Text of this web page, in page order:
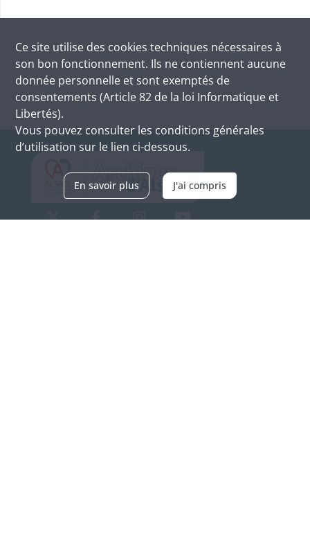
Ce site utilise des cookies techniques nécessaires à
son bon fonctionnement. Ils ne contiennent aucune
donnée personnelle et sont exemptés de
consentements (Article 82 de la loi Informatique et
Libertés).
Vous pouvez consulter les conditions générales
d’utilisation sur le lien ci-dessous.
En savoir plus J'ai compris